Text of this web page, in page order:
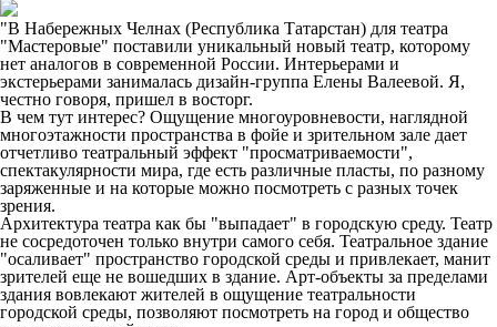
"В Набережных Челнах (Республика Татарстан) для театра
"Мастеровые" поставили уникальный новый театр, которому
нет аналогов в современной России. Интерьерами и
экстерьерами занималась дизайн-группа Елены Валеевой. Я,
честно говоря, пришел в восторг.
В чем тут интерес? Ощущение многоуровневости, наглядной
многоэтажности пространства в фойе и зрительном зале дает
отчетливо театральный эффект "просматриваемости",
спектакулярности мира, где есть различные пласты, по разному
заряженные и на которые можно посмотреть с разных точек
зрения.
Архитектура театра как бы "выпадает" в городскую среду. Театр
не сосредоточен только внутри самого себя. Театральное здание
"осаливает" пространство городской среды и привлекает, манит
зрителей еще не вошедших в здание. Арт-объекты за пределами
здания вовлекают жителей в ощущение театральности
городской среды, позволяют посмотреть на город и общество